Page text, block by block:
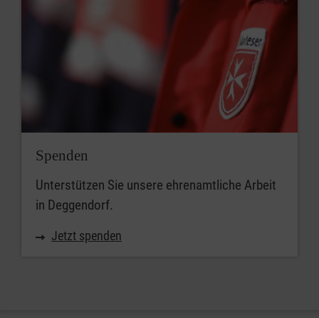
Spenden
Unterstützen Sie unsere ehrenamtliche Arbeit
in Deggendorf.
Jetzt spenden